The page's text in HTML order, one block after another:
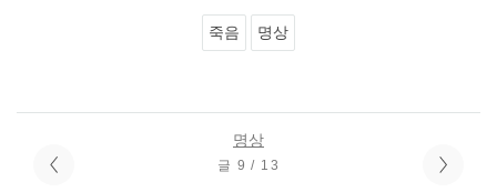
죽음 명상
명상
글 9 / 13